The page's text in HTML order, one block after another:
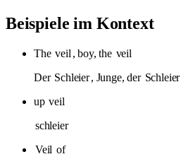
Beispiele im Kontext
The veil , boy, the veil
Der Schleier, Junge, der Schleier
up veil
schleier
Veil of